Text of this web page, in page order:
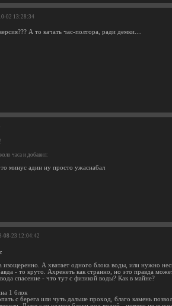
02 13:28:34
А то качать час-полтора, ради демки....
часа и добавил:
минус адин ну просто ужаснабал
08-23 12:04:42
изощеренно. А хватает одного блока воды, или нужно
- то круто. Ахренеть как странно, но это правда
спасение - что тут с физикой воды? Как в майне?
1 блок
с берега или чуть дальше проход, благо камень